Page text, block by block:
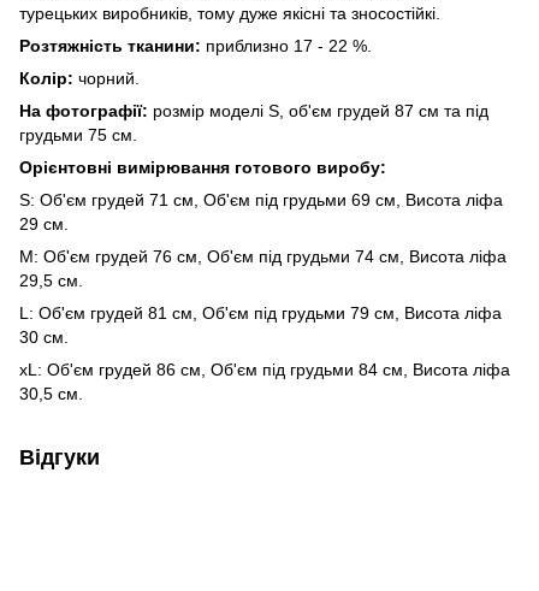
турецьких виробників, тому дуже якісні та зносостійкі.
Розтяжність тканини: приблизно 17 - 22 %.
Колір: чорний.
На фотографії: розмір моделі S, об'єм грудей 87 см та під
грудьми 75 см.
Орієнтовні вимірювання готового виробу:
S: Об'єм грудей 71 см, Об'єм під грудьми 69 см, Висота ліфа
29 см.
M: Об'єм грудей 76 см, Об'єм під грудьми 74 см, Висота ліфа
29,5 см.
L: Об'єм грудей 81 см, Об'єм під грудьми 79 см, Висота ліфа
30 см.
xL: Об'єм грудей 86 см, Об'єм під грудьми 84 см, Висота ліфа
30,5 см.
Відгуки